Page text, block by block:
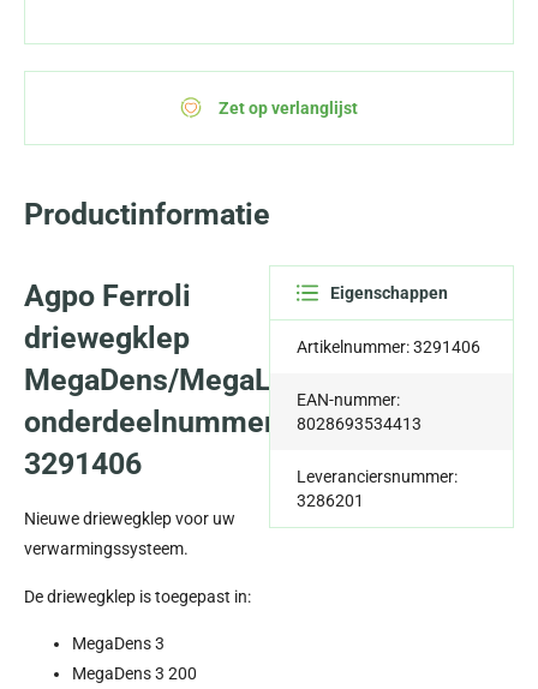
Zet op verlanglijst
Productinformatie
Agpo Ferroli
driewegklep
MegaDens/MegaLux,
onderdeelnummer
3291406
Nieuwe driewegklep voor uw
verwarmingssysteem.
De driewegklep is toegepast in:
MegaDens 3
MegaDens 3 200
Eigenschappen
Artikelnummer: 3291406
EAN-nummer:
8028693534413
Leveranciersnummer:
3286201